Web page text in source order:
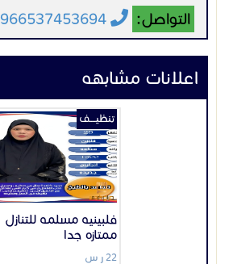
التواصل: 966537453694
اعلانات مشابهه
فلبينيه مسلمه للتنازل
ممتازه جدا
22 ر س
تنظيــــف